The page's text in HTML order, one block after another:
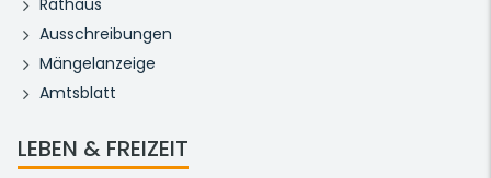
Ausschreibungen
Mängelanzeige
Amtsblatt
LEBEN & FREIZEIT